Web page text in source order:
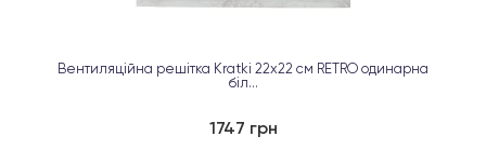
Вентиляційна решітка Kratki 22х22 см RETRO одинарна
біл...
1747 грн